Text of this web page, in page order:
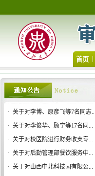
首页
· 关于对李博、原彦飞等7名同志...
· 关于对李俊华、顾宁等17名同...
· 关于对校医院进行财务收支专...
· 关于对后勤管理部餐饮服务中...
· 关于对山西中北科技园有限公...